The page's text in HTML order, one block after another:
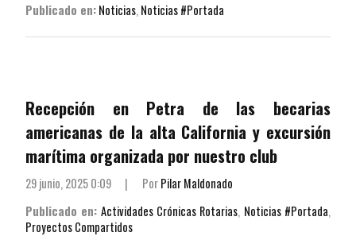
Publicado en:Noticias, Noticias #Portada
Recepción en Petra de las becarias
americanas de la alta California y excursión
marítima organizada por nuestro club
29 junio, 2025 0:09 | PorPilar Maldonado
Publicado en: Actividades Crónicas Rotarias, Noticias #Portada,
Proyectos Compartidos